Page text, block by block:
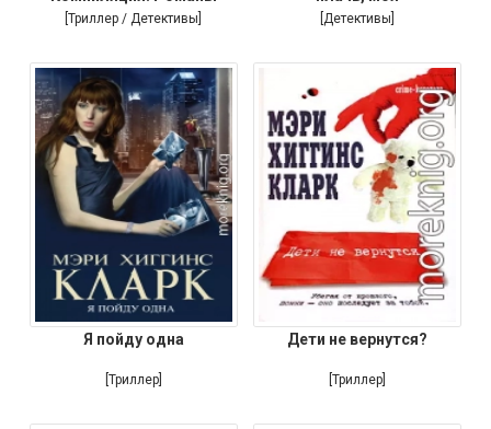
[Триллер / Детективы] [Детективы]
Я пойду одна
[Триллер]
Дети не вернутся?
[Триллер]